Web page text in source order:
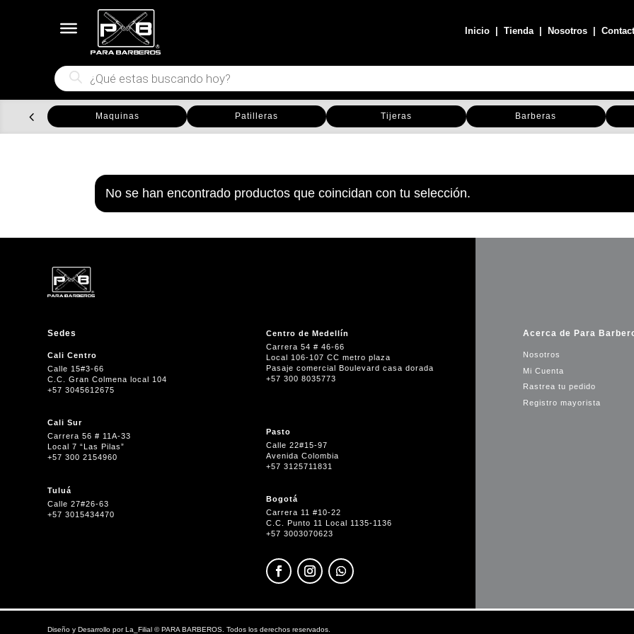
Inicio |Tienda| Nosotros |
Búsqueda
de
productos
Maquinas Patilleras Tijeras Barberas
No se han encontrado productos que coincidan con tu selección.
Sedes
Cali Centro
Calle 15#3-66
C.C. Gran Colmena local 104
+57 3045612675
Cali Sur
Carrera 56 # 11A-33
Local 7 “Las Pilas”
+57 300 2154960
Tuluá
Calle 27#26-63
+57 3015434470
Centro de Medellín
Carrera 54 # 46-66
Local 106-107 CC metro plaza
Pasaje comercial Boulevard casa dorada
+57 300 8035773
Pasto
Calle 22#15-97
Avenida Colombia
+57 3125711831
Bogotá
Carrera 11 #10-22
C.C. Punto 11 Local 1135-1136
+57 3003070623
Acerca de Para
Nosotros
Mi Cuenta
Rastrea tu pedido
Registro mayorista
Diseño y Desarrollo porLa_Filial ©PARA BARBEROS. Todos los derechos reservados.